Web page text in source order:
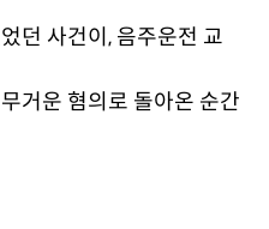
던 사건이, 음주운전 교
거운 혐의로 돌아온 순간